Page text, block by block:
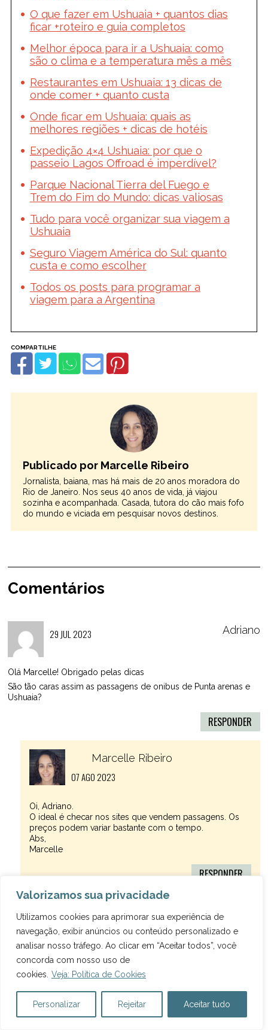
Valorizamos sua privacidade
Utilizamos cookies para aprimorar sua experiência de
navegação, exibir anúncios ou conteúdo personalizado e
analisar nosso tráfego. Ao clicar em “Aceitar todos”, você
concorda com nosso uso de
cookies. Veja: Política de Cookies
Personalizar Rejeitar Aceitar tudo
O que fazer em Ushuaia + quantos dias
ficar +roteiro e guia completos
Melhor época para ir a Ushuaia: como
são o clima e a temperatura mês a mês
Restaurantes em Ushuaia: 13 dicas de
onde comer + quanto custa
Onde ficar em Ushuaia: quais as
melhores regiões + dicas de hotéis
Expedição 4×4 Ushuaia: por que o
passeio Lagos Offroad é imperdível?
Parque Nacional Tierra del Fuego e
Trem do Fim do Mundo: dicas valiosas
Tudo para você organizar sua viagem a
Ushuaia
Seguro Viagem América do Sul: quanto
custa e como escolher
Todos os posts para programar a
viagem para a Argentina
Publicado por Marcelle Ribeiro
Jornalista, baiana, mas há mais de 20 anos moradora do
Rio de Janeiro. Nos seus 40 anos de vida, já viajou
sozinha e acompanhada. Casada, tutora do cão mais fofo
do mundo e viciada em pesquisar novos destinos.
Comentários
Adriano
29 JUL 2023
Olá Marcelle! Obrigado pelas dicas
São tão caras assim as passagens de onibus de Punta arenas e
Ushuaia?
RESPONDER
Marcelle Ribeiro
07 AGO 2023
Oi, Adriano.
O ideal é checar nos sites que vendem passagens. Os
preços podem variar bastante com o tempo.
Abs,
Marcelle
RESPONDER
23 NOV 2023
Olá, vc sugere ir primeiro para Ushuaia ou El Calafate?
RESPONDER